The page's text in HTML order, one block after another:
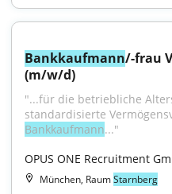
Bankkaufmann/-frau
(m/w/d)
"...für die betriebliche
Bankkaufmann..."
OPUS ONE Recruitment
München, RaumStarnberg